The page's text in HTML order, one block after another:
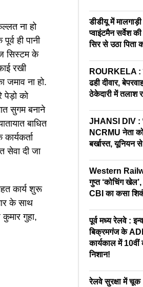
ना हो
ही पानी
सिस्टम के
रखी
जमाव ना हो.
को
सुगम बनाने
बाधित
सेवा दी जा
कार्य शुरू
के साथ
गुहा,
डीडीयू में
प्वाइंटमैन सर्वेश
सिर से उठा पिता
ROURKELA :
ढही दीवार,
ठेकेदारी में तलाश
JHANSI DIV :
NCRMU नेता
बर्खास्त, यूनियन
Western
गुप्त ‘कोचिंग
CBI का कसा
पूर्व मध्य रेलवे :
बिक्रमगंज के
कार्यकाल में 10वीं
निशान!
रेलवे सुरक्षा में चूक